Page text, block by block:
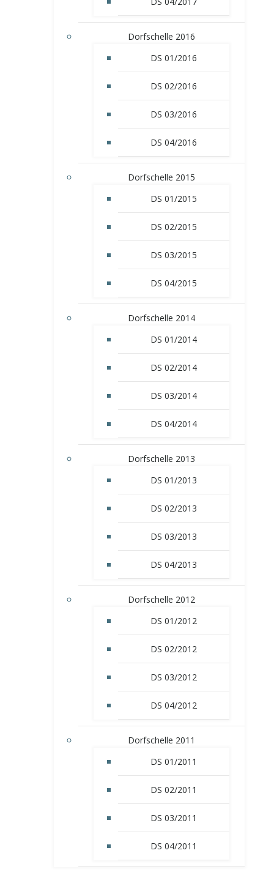
Dorfschelle 2016
DS 01/2016
DS 02/2016
DS 03/2016
DS 04/2016
Dorfschelle 2015
DS 01/2015
DS 02/2015
DS 03/2015
DS 04/2015
Dorfschelle 2014
DS 01/2014
DS 02/2014
DS 03/2014
DS 04/2014
Dorfschelle 2013
DS 01/2013
DS 02/2013
DS 03/2013
DS 04/2013
Dorfschelle 2012
DS 01/2012
DS 02/2012
DS 03/2012
DS 04/2012
Dorfschelle 2011
DS 01/2011
DS 02/2011
DS 03/2011
DS 04/2011